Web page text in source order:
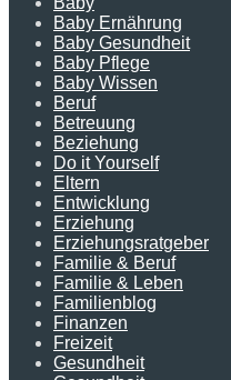
Baby Ernährung
Baby Gesundheit
Baby Pflege
Baby Wissen
Beruf
Betreuung
Beziehung
Do it Yourself
Eltern
Entwicklung
Erziehung
Erziehungsratgeber
Familie & Beruf
Familie & Leben
Familienblog
Finanzen
Freizeit
Gesundheit